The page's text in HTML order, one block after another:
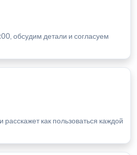
обсудим детали и согласуем
как пользоваться каждой